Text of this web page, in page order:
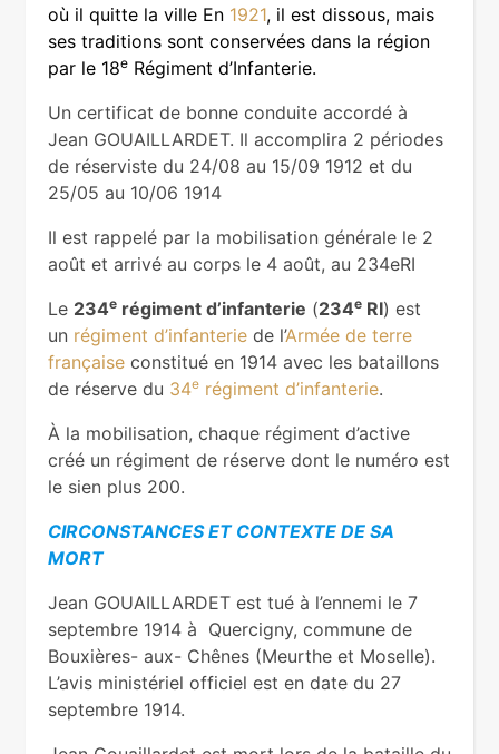
où il quitte la ville En 1921, il est dissous, mais
ses traditions sont conservées dans la région
par le 18e Régiment d’Infanterie.
Un certificat de bonne conduite accordé à
Jean GOUAILLARDET. Il accomplira 2 périodes
de réserviste du 24/08 au 15/09 1912 et du
25/05 au 10/06 1914
Il est rappelé par la mobilisation générale le 2
août et arrivé au corps le 4 août, au 234eRI
Le 234e régiment d’infanterie (234e RI) est
un régiment d’infanterie de l’Armée de terre
française constitué en 1914 avec les bataillons
de réserve du 34e régiment d’infanterie.
À la mobilisation, chaque régiment d’active
créé un régiment de réserve dont le numéro est
le sien plus 200.
CIRCONSTANCES ET CONTEXTE DE SA
MORT
Jean GOUAILLARDET est tué à l’ennemi le 7
septembre 1914 à Quercigny, commune de
Bouxières- aux- Chênes (Meurthe et Moselle).
L’avis ministériel officiel est en date du 27
septembre 1914.